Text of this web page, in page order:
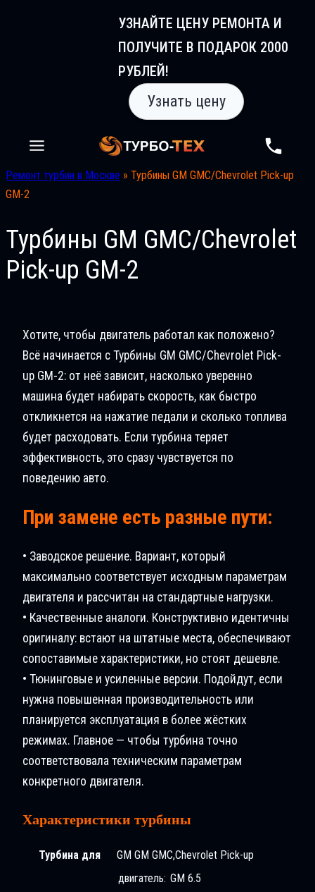
УЗНАЙТЕ ЦЕНУ РЕМОНТА И
ПОЛУЧИТЕ В ПОДАРОК 2000
РУБЛЕЙ!
Узнать цену
Ремонт турбин в Москве » Турбины GM GMC/Chevrolet Pick-up
GM-2
Турбины GM GMC/Chevrolet
Pick-up GM-2
Хотите, чтобы двигатель работал как положено?
Всё начинается с Турбины GM GMC/Chevrolet Pick-
up GM-2: от неё зависит, насколько уверенно
машина будет набирать скорость, как быстро
откликнется на нажатие педали и сколько топлива
будет расходовать. Если турбина теряет
эффективность, это сразу чувствуется по
поведению авто.
При замене есть разные пути:
• Заводское решение. Вариант, который
максимально соответствует исходным параметрам
двигателя и рассчитан на стандартные нагрузки.
• Качественные аналоги. Конструктивно идентичны
оригиналу: встают на штатные места, обеспечивают
сопоставимые характеристики, но стоят дешевле.
• Тюнинговые и усиленные версии. Подойдут, если
нужна повышенная производительность или
планируется эксплуатация в более жёстких
режимах. Главное — чтобы турбина точно
соответствовала техническим параметрам
конкретного двигателя.
Характеристики турбины
Турбина для GM GM GMC,Chevrolet Pick-up
двигатель: GM 6.5